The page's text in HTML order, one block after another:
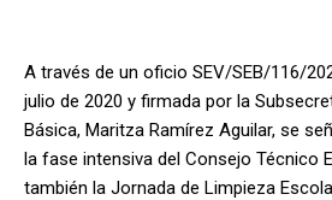
A través de un oficio SEV/SEB/116/
julio de 2020 y firmada por la
Básica, Maritza Ramírez Aguilar, se
la fase intensiva del Consejo Técnico
también la Jornada de Limpieza